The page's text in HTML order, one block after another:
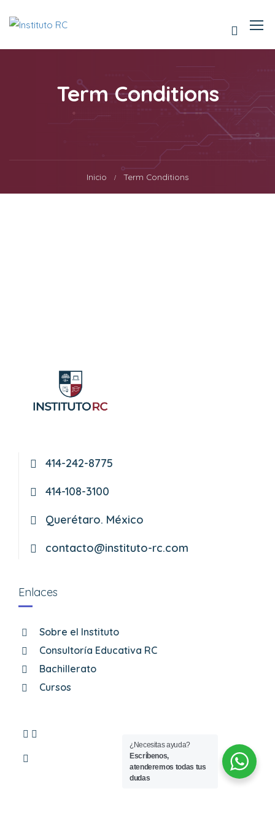
Inicio Term Conditions
Term Conditions
414-242-8775
414-108-3100
Querétaro. México
contacto@instituto-rc.com
Enlaces
Sobre el Instituto
Consultoría Educativa RC
Bachillerato
Cursos
¿Necesitas ayuda?
Escríbenos,
atenderemos todas tus
dudas